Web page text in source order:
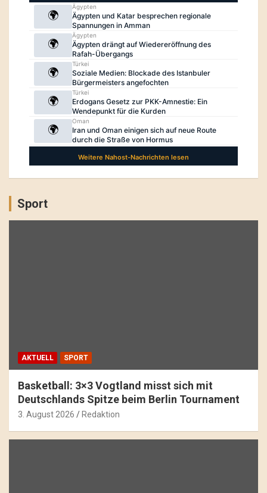
Sport
AKTUELL SPORT
Basketball: 3×3 Vogtland misst sich mit
Deutschlands Spitze beim Berlin Tournament
3. August 2026 Redaktion